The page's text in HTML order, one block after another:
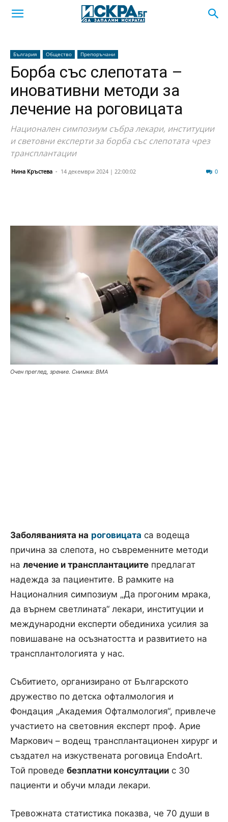
България Общество Препоръчани
Борба със слепотата –
иновативни методи за
лечение на роговицата
Национален симпозиум събра лекари, институции
и световни експерти за борба със слепотата чрез
трансплантации
Нина Кръстева - 14 декември 2024 | 22:00:02 0
Очен преглед, зрение. Снимка: ВМА
Заболяванията на роговицата са водеща
причина за слепота, но съвременните методи
на лечение и трансплантациите предлагат
надежда за пациентите. В рамките на
Националния симпозиум „Да прогоним мрака,
да върнем светлината“ лекари, институции и
международни експерти обединиха усилия за
повишаване на осъзнатостта и развитието на
трансплантологията у нас.
Събитието, организирано от Българското
дружество по детска офталмология и
Фондация „Академия Офталмология“, привлече
участието на световния експерт проф. Арие
Маркович – водещ трансплантационен хирург и
създател на изкуствената роговица EndoArt.
Той проведе безплатни консултации с 30
пациенти и обучи млади лекари.
Тревожната статистика показва, че 70 души в